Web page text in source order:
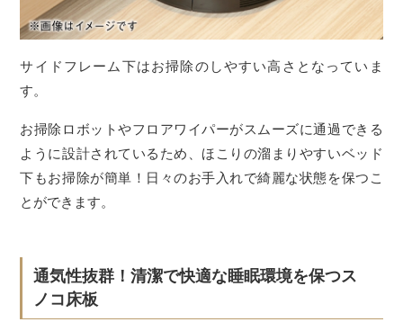
サイドフレーム下はお掃除のしやすい高さとなっていま
す。
お掃除ロボットやフロアワイパーがスムーズに通過できる
ように設計されているため、ほこりの溜まりやすいベッド
下もお掃除が簡単！日々のお手入れで綺麗な状態を保つこ
とができます。
通気性抜群！清潔で快適な睡眠環境を保つス
ノコ床板